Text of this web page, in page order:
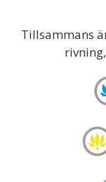
Tillsammans